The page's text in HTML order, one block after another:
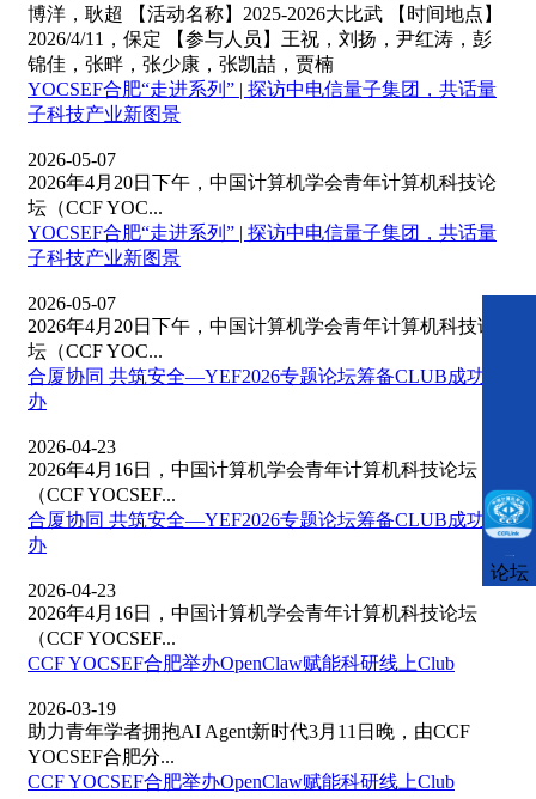
博洋，耿超 【活动名称】2025-2026大比武 【时间地点】
2026/4/11，保定 【参与人员】王祝，刘扬，尹红涛，彭
锦佳，张畔，张少康，张凯喆，贾楠
YOCSEF合肥“走进系列” | 探访中电信量子集团，共话量
子科技产业新图景
2026-05-07
2026年4月20日下午，中国计算机学会青年计算机科技论
坛（CCF YOC...
YOCSEF合肥“走进系列” | 探访中电信量子集团，共话量
子科技产业新图景
2026-05-07
2026年4月20日下午，中国计算机学会青年计算机科技论
坛（CCF YOC...
合厦协同 共筑安全—YEF2026专题论坛筹备CLUB成功举
办
2026-04-23
2026年4月16日，中国计算机学会青年计算机科技论坛
（CCF YOCSEF...
合厦协同 共筑安全—YEF2026专题论坛筹备CLUB成功举
办
2026-04-23
2026年4月16日，中国计算机学会青年计算机科技论坛
（CCF YOCSEF...
CCF YOCSEF合肥举办OpenClaw赋能科研线上Club
2026-03-19
助力青年学者拥抱AI Agent新时代3月11日晚，由CCF
YOCSEF合肥分...
CCF YOCSEF合肥举办OpenClaw赋能科研线上Club
论坛